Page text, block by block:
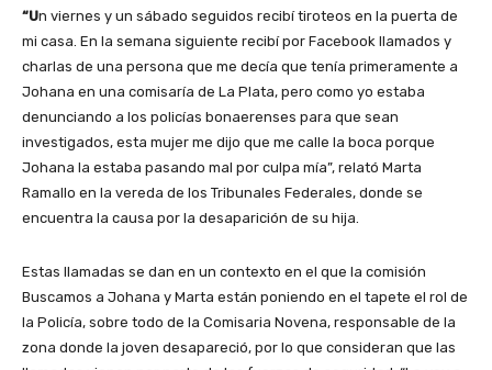
“Un viernes y un sábado seguidos recibí tiroteos en la puerta de
mi casa. En la semana siguiente recibí por Facebook llamados y
charlas de una persona que me decía que tenía primeramente a
Johana en una comisaría de La Plata, pero como yo estaba
denunciando a los policías bonaerenses para que sean
investigados, esta mujer me dijo que me calle la boca porque
Johana la estaba pasando mal por culpa mía”, relató Marta
Ramallo en la vereda de los Tribunales Federales, donde se
encuentra la causa por la desaparición de su hija.
Estas llamadas se dan en un contexto en el que la comisión
Buscamos a Johana y Marta están poniendo en el tapete el rol de
la Policía, sobre todo de la Comisaria Novena, responsable de la
zona donde la joven desapareció, por lo que consideran que las